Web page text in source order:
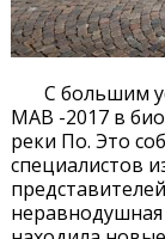
С большим
MAB -2017 в
реки По. Это
специалистов